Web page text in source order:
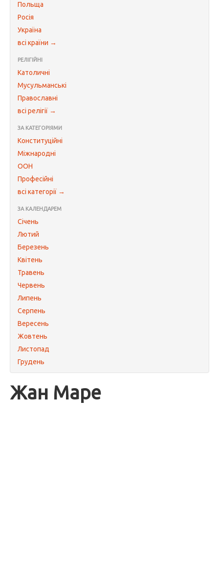
Польща
Росія
Україна
всі країни →
РЕЛІГІЙНІ
Католичні
Мусульманські
Православні
всі релігії →
ЗА КАТЕГОРІЯМИ
Конституційні
Міжнародні
ООН
Професійні
всі категорії →
ЗА КАЛЕНДАРЕМ
Січень
Лютий
Березень
Квітень
Травень
Червень
Липень
Серпень
Вересень
Жовтень
Листопад
Грудень
Жан Маре